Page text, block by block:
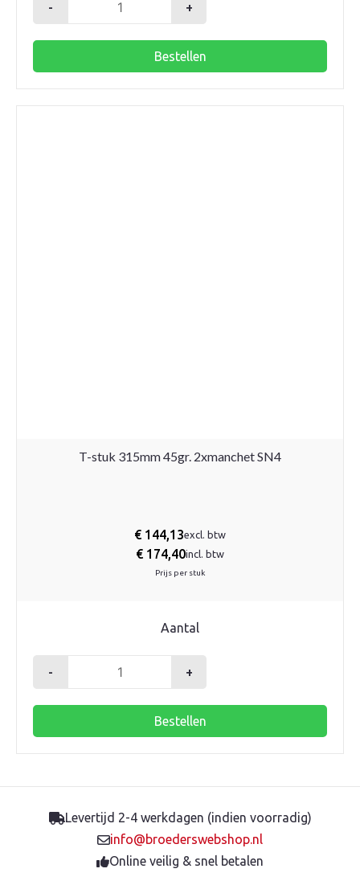
-
stuk
+
Bestellen
T-stuk 315mm 45gr. 2xmanchet SN4
€ 144,13excl. btw
€ 174,40incl. btw
Prijs per stuk
Aantal
-
stuk
aantal
+
Bestellen
Levertijd 2-4 werkdagen (indien voorradig)
info@broederswebshop.nl
Online veilig & snel betalen